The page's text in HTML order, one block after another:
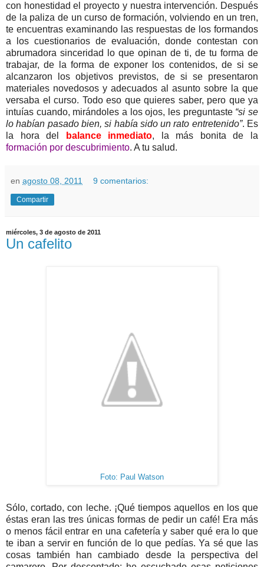
con honestidad el proyecto y nuestra intervención. Después
de la paliza de un curso de formación, volviendo en un tren,
te encuentras examinando las respuestas de los formandos
a los cuestionarios de evaluación, donde contestan con
abrumadora sinceridad lo que opinan de ti, de tu forma de
trabajar, de la forma de exponer los contenidos, de si se
alcanzaron los objetivos previstos, de si se presentaron
materiales novedosos y adecuados al asunto sobre la que
versaba el curso. Todo eso que quieres saber, pero que ya
intuías cuando, mirándoles a los ojos, les preguntaste “si se
lo habían pasado bien, si había sido un rato entretenido”. Es
la hora del
balance inmediato, la más bonita de la
formación por descubrimiento. A tu salud.
en agosto 08, 2011 9 comentarios:
Compartir
miércoles, 3 de agosto de 2011
Un cafelito
Foto: Paul Watson
Sólo, cortado, con leche. ¡Qué tiempos aquellos en los que
éstas eran las tres únicas formas de pedir un café! Era más
o menos fácil entrar en una cafetería y saber qué era lo que
te iban a servir en función de lo que pedías. Ya sé que las
cosas también han cambiado desde la perspectiva del